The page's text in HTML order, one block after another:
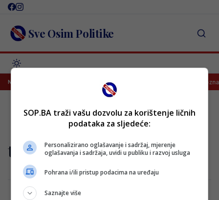
Skip
content Sve Osim Politike
NAJNOVIJE
za pobjedu Salzburga! Salah potpisao za Trabzonspor,
tel
SOP.BA traži vašu dozvolu za korištenje ličnih
podataka za sljedeće:
Personalizirano oglašavanje i sadržaj, mjerenje
oglašavanja i sadržaja, uvidi u publiku i razvoj usluga
Pohrana i/ili pristup podacima na uređaju
Saznajte više